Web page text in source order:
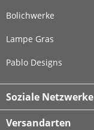
Bolichwerke
Lampe Gras
Pablo Designs
Soziale Netzwerke
Versandarten